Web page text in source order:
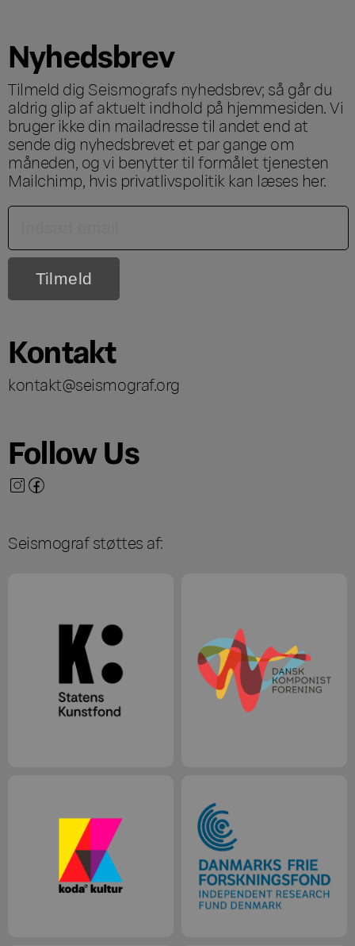
Nyhedsbrev
Tilmeld dig Seismografs nyhedsbrev; så går du
aldrig glip af aktuelt indhold på hjemmesiden. Vi
bruger ikke din mailadresse til andet end at
sende dig nyhedsbrevet et par gange om
måneden, og vi benytter til formålet tjenesten
Mailchimp, hvis privatlivspolitik kan læses her.
Kontakt
kontakt@seismograf.org
Follow Us
Seismograf støttes af: